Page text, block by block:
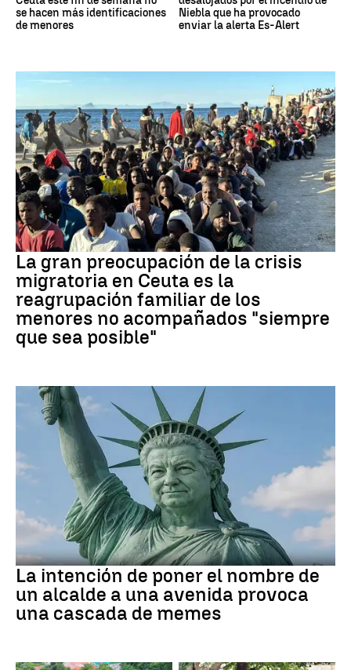
se hacen más identificaciones
de menores
Niebla que ha provocado
enviar la alerta Es-Alert
CRISIS MIGRATORIA
La gran preocupación de la crisis
migratoria en Ceuta es la
reagrupación familiar de los
menores no acompañados "siempre
que sea posible"
MEMES
La intención de poner el nombre de
un alcalde a una avenida provoca
una cascada de memes